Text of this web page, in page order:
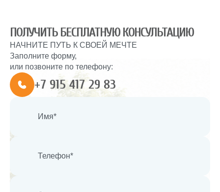
ПОЛУЧИТЬ БЕСПЛАТНУЮ КОНСУЛЬТАЦИЮ
НАЧНИТЕ ПУТЬ К СВОЕЙ МЕЧТЕ
Заполните форму,
или позвоните по телефону:
+7 915 417 29 83